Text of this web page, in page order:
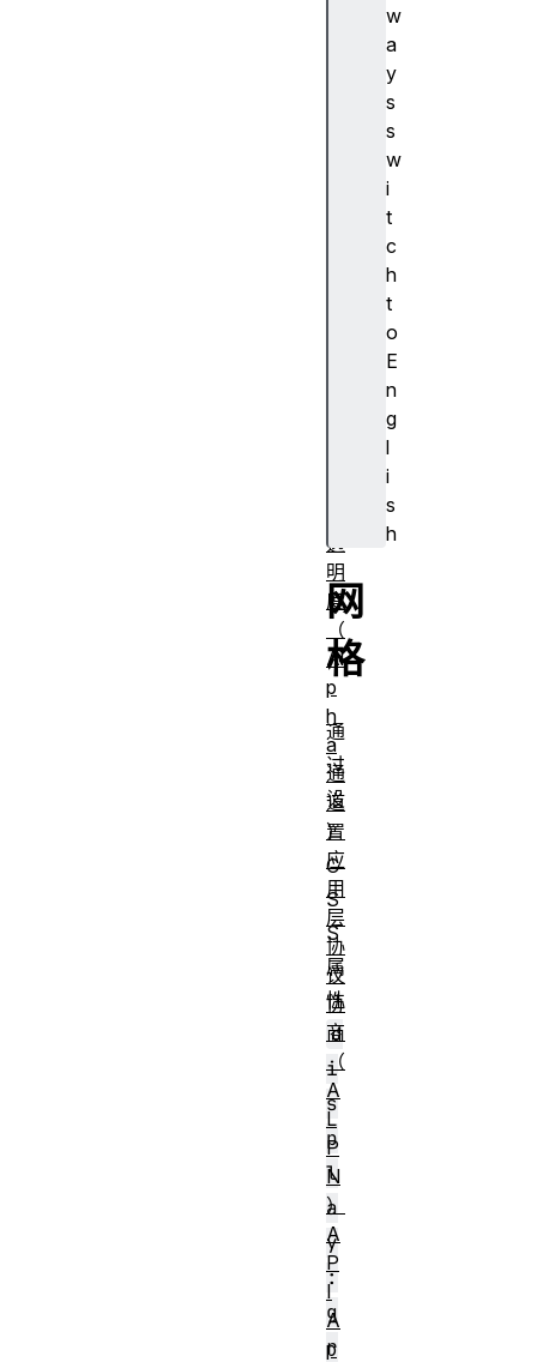
w
a
y
s
s
w
i
t
c
h
t
o
E
n
g
l
i
s
h
网
格
通
过
设
置
C
S
S
属
性
d
i
s
p
l
a
y
:
g
r
透
明
度
（
Al
p
h
a
通
道
）
应
用
层
协
议
协
商
（
A
L
P
N
）
A
P
I
A
p